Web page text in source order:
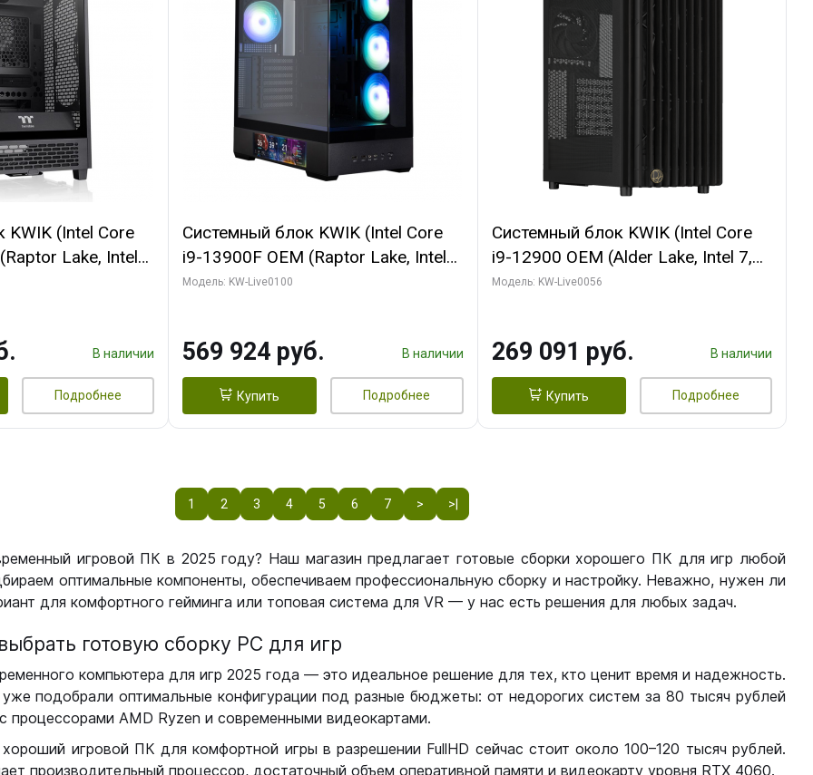
KWIK (Intel Core
Lake, Intel
ГБ ОЗУ (2
SSD)
В наличии
Подробнее
Системный блок KWIK (Intel Core
i9-13900F OEM (Raptor Lake, Intel
7, Efficient-co/ 16 ГБ ОЗУ (2
Turbo/ 512 ГБ SSD)
Модель: KW-Live0100
569 924 руб. В наличии
Купить Подробнее
Системный блок KWIK (Intel Core
i9-12900 OEM (Alder Lake, Intel 7,
C16 8EC/8PC/T2/ 64 ГБ ОЗУ (2
ТБ SSD)
Модель: KW-Live0056
269 091 руб. В наличии
Купить Подробнее
1 2 3 4 5 6 7 > >|
игровой ПК в 2025 году? Наш магазин предлагает готовые сборки хорошего ПК для игр любой
оптимальные компоненты, обеспечиваем профессиональную сборку и настройку. Неважно, нужен ли
для комфортного гейминга или топовая система для VR — у нас есть решения для любых задач.
готовую сборку РС для игр
компьютера для игр 2025 года — это идеальное решение для тех, кто ценит время и надежность.
подобрали оптимальные конфигурации под разные бюджеты: от недорогих систем за 80 тысяч рублей
AMD Ryzen и современными видеокартами.
игровой ПК для комфортной игры в разрешении FullHD сейчас стоит около 100–120 тысяч рублей.
производительный процессор, достаточный объем оперативной памяти и видеокарту уровня RTX 4060.